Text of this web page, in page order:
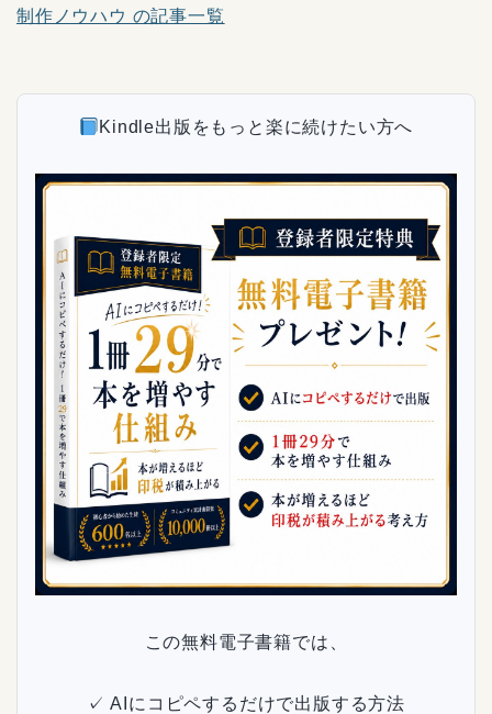
制作ノウハウ の記事一覧
Kindle出版をもっと楽に続けたい方へ
この無料電子書籍では、
✓ AIにコピペするだけで出版する方法